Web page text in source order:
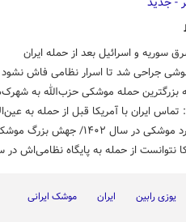
سوریه و اسرائیل بعد از حمله ایران
جراحی شد تا اسرار نظامی فاش نشود
بزرگترین حمله موشکی حزب‌الله به
ایران با آمریکا قبل از حمله به
نتوانست از حمله به پایگاه نظامی‌اش در
یوزی رابین ایران موشک ایرانی